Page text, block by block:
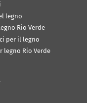
legno
Rio Verde
per il legno
legno Rio Verde